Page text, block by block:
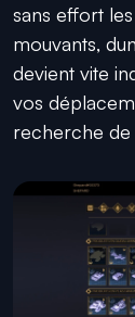
sans effort
mouvants,
devient vite
vos
recherche de